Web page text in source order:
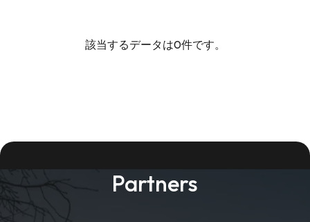
該当するデータは0件です。
Partners